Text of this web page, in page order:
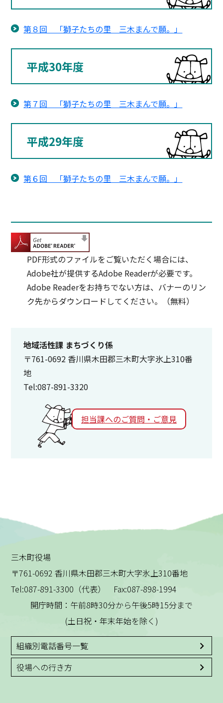
第８回 「獅子たちの里 三木まんで願。」
平成30年度
第７回 「獅子たちの里 三木まんで願。」
平成29年度
第６回 「獅子たちの里 三木まんで願。」
PDF形式のファイルをご覧いただく場合には、
Adobe社が提供するAdobe Readerが必要です。
Adobe Readerをお持ちでない方は、バナーのリン
ク先からダウンロードしてください。（無料）
地域活性課 まちづくり係
〒761-0692 香川県木田郡三木町大字氷上310番
地
Tel:087-891-3320
担当課へのご質問・ご意見
三木町役場
〒761-0692 香川県木田郡三木町大字氷上310番地
Tel:087-891-3300（代表） Fax:087-898-1994
開庁時間：午前8時30分から午後5時15分まで
(土日祝・年末年始を除く)
組織別電話番号一覧
役場への行き方